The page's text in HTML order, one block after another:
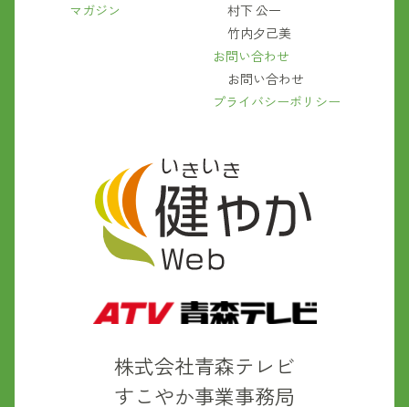
株式会社青森テレビ
すこやか事業事務局
マガジン
村下 公一
竹内夕己美
お問い合わせ
お問い合わせ
プライバシーポリシー